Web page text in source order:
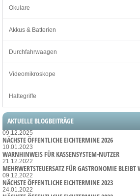
Okulare
Akkus & Batterien
Durchfahrwaagen
Videomikroskope
Haltegriffe
AKTUELLE BLOGBEITRÄGE
09.12.2025
NÄCHSTE ÖFFENTLICHE EICHTERMINE 2026
10.01.2023
WARNHINWEIS FÜR KASSENSYSTEM-NUTZER
21.12.2022
MEHRWERTSTEUERSATZ FÜR GASTRONOMIE BLEIBT
09.12.2022
NÄCHSTE ÖFFENTLICHE EICHTERMINE 2023
24.01.2022